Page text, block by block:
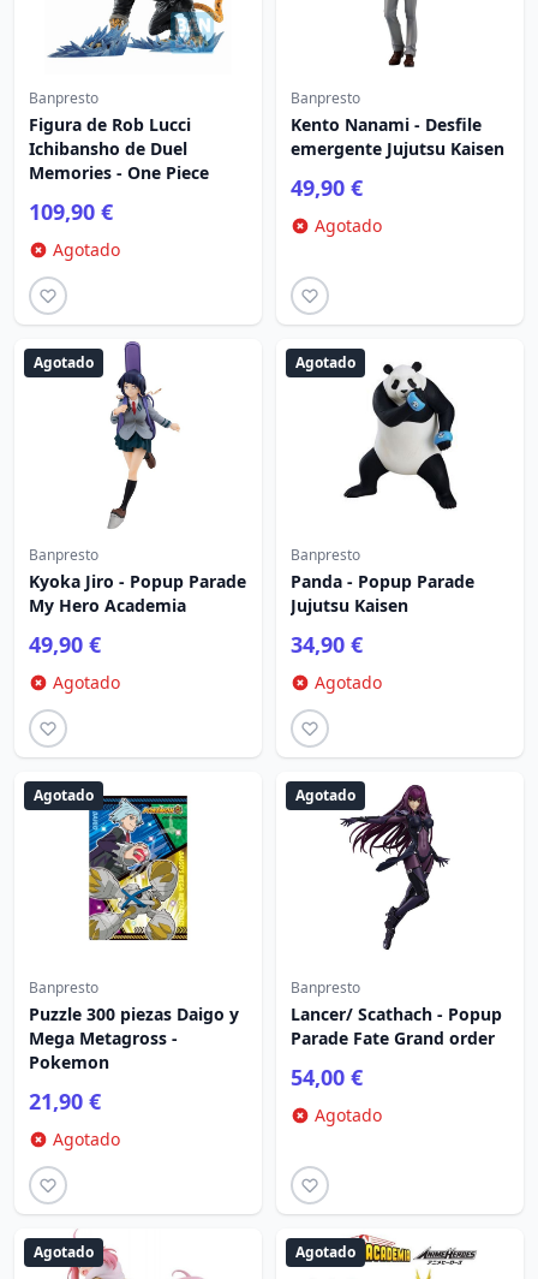
Banpresto
Figura de Rob Lucci
Ichibansho de Duel
Memories - One Piece
109,90 €
Agotado
Banpresto
Kento Nanami - Desfile
emergente Jujutsu Kaisen
49,90 €
Agotado
Agotado
Banpresto
Kyoka Jiro - Popup Parade
My Hero Academia
49,90 €
Agotado
Agotado
Banpresto
Panda - Popup Parade
Jujutsu Kaisen
34,90 €
Agotado
Agotado
Banpresto
Puzzle 300 piezas Daigo y
Mega Metagross -
Pokemon
21,90 €
Agotado
Agotado
Banpresto
Lancer/ Scathach - Popup
Parade Fate Grand order
54,00 €
Agotado
Agotado Agotado